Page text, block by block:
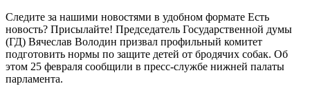
Следите за нашими новостями в удобном формате Есть
новость? Присылайте! Председатель Государственной думы
(ГД) Вячеслав Володин призвал профильный комитет
подготовить нормы по защите детей от бродячих собак. Об
этом 25 февраля сообщили в пресс-службе нижней палаты
парламента.